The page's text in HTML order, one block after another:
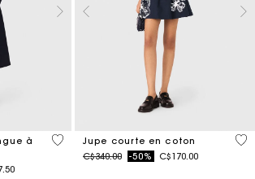
à
4,5 out of 5 Customer Rating
Jupe courte en coton
Price reduced from
C$340.00to-50% C$170.00
4,2